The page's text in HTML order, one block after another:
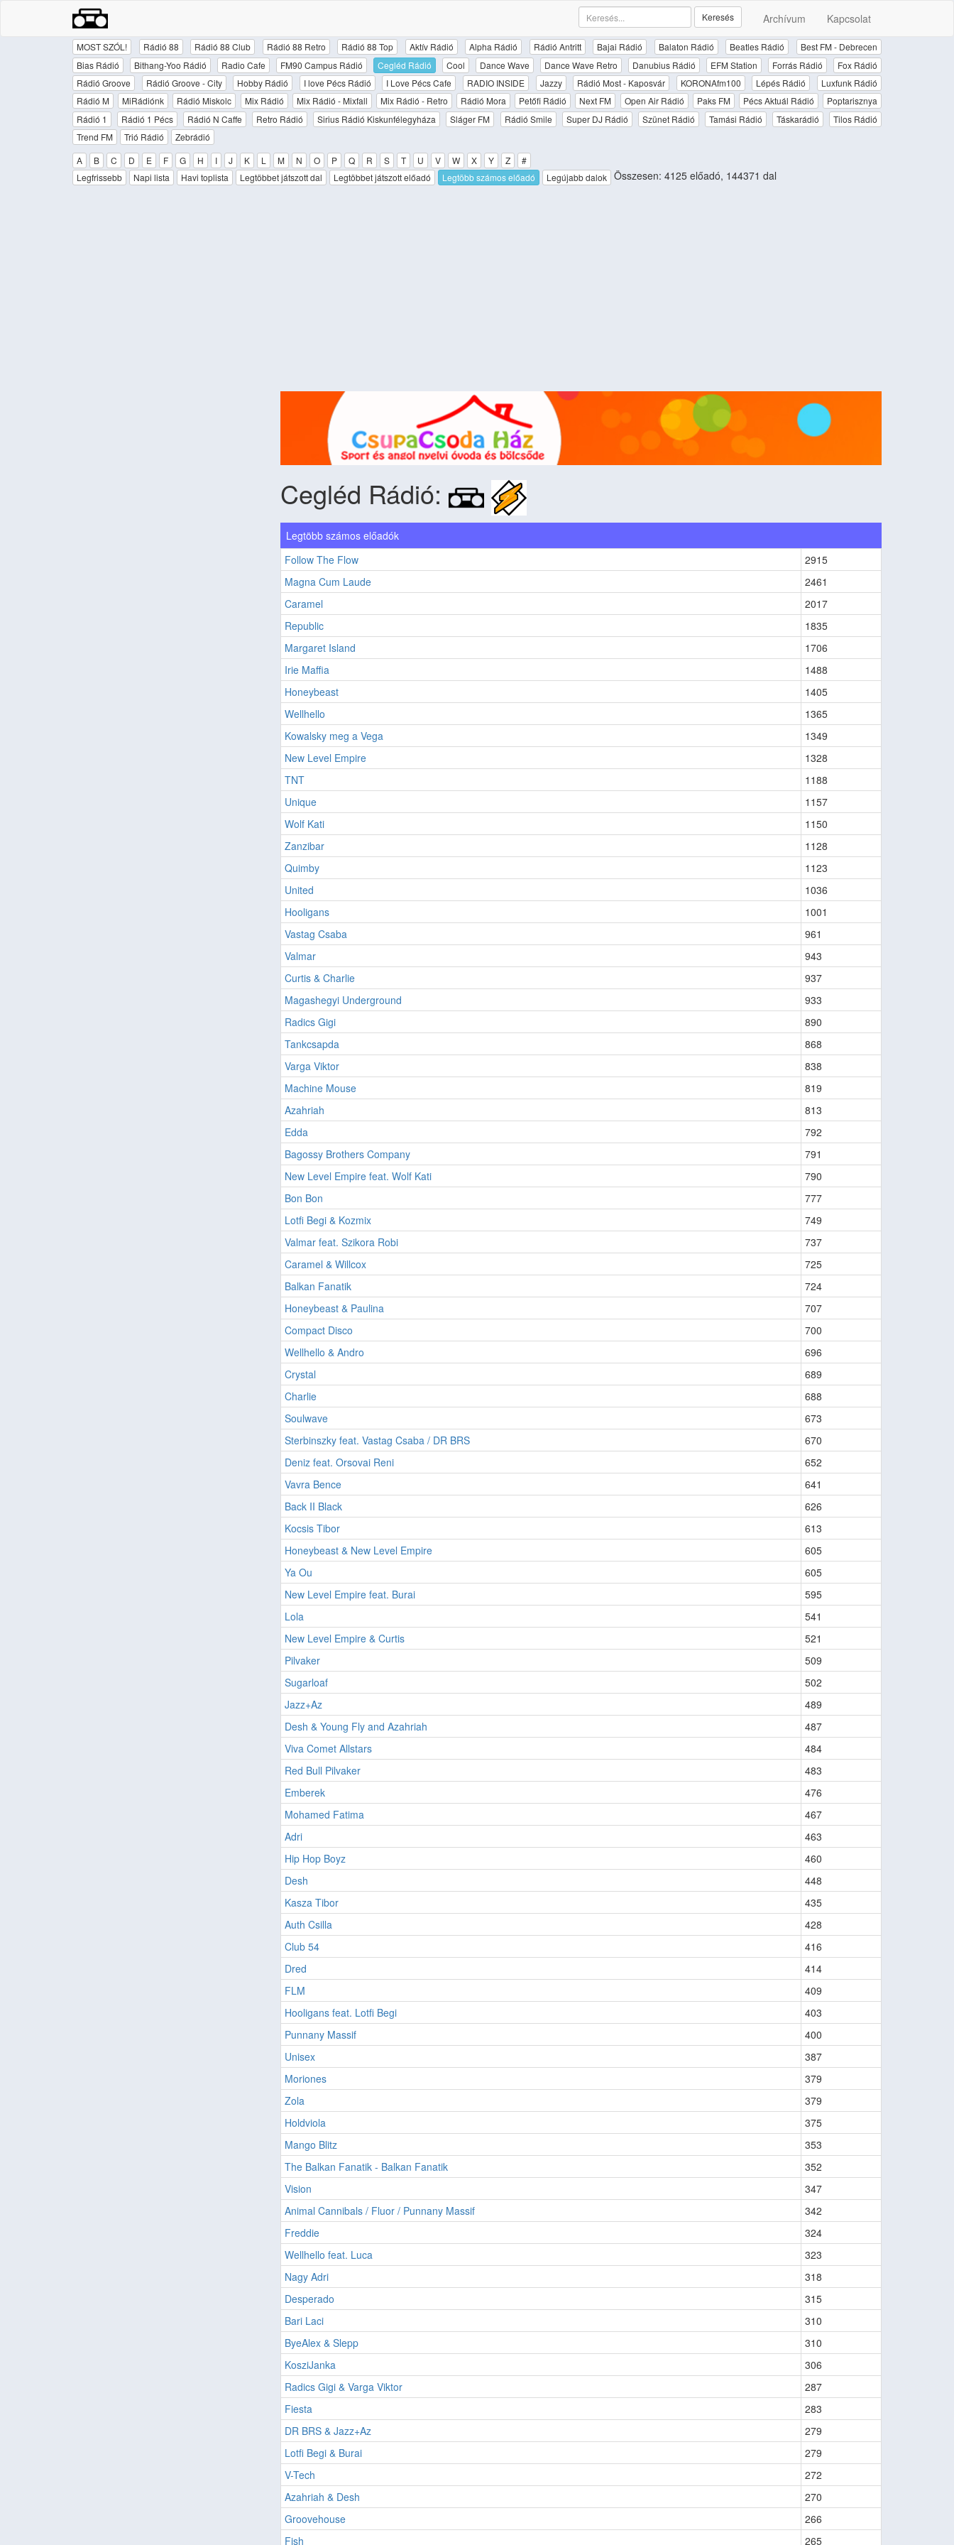
Archívum Kapcsolat
Keresés
MOST SZÓL! Rádió 88 Rádió 88 Club Rádió 88 Retro Rádió 88 Top Aktív Rádió Alpha Rádió Rádió Antritt Bajai Rádió Balaton Rádió Beatles Rádió
Best FM - Debrecen
Bias Rádió
Bithang-Yoo Rádió Radio Cafe FM90 Campus Rádió Cegléd Rádió Cool Dance Wave Dance Wave Retro Danubius Rádió EFM Station Forrás Rádió
Fox Rádió
Rádió Groove
Rádió Groove - City Hobby Rádió I love Pécs Rádió I Love Pécs Cafe RADIO INSIDE Jazzy Rádió Most - Kaposvár KORONAfm100 Lépés Rádió
Luxfunk Rádió
Rádió M
MiRádiónk Rádió Miskolc Mix Rádió Mix Rádió - Mixfall Mix Rádió - Retro Rádió Mora Petőfi Rádió Next FM Open Air Rádió Paks FM Pécs Aktuál Rádió
Poptarisznya
Rádió 1
Rádió 1 Pécs Rádió N Caffe Retro Rádió Sirius Rádió Kiskunfélegyháza Sláger FM Rádió Smile Super DJ Rádió Szünet Rádió Tamási Rádió Táskarádió
Tilos Rádió
Trend FM
Trió Rádió
Zebrádió
A
B C D E F G H I J K L M N O P Q R S T U V W X Y Z
#
Legfrissebb
Napi lista Havi toplista Legtöbbet játszott dal Legtöbbet játszott előadó Legtöbb számos előadó Legújabb dalok Összesen: 4125 előadó, 144371 dal
Cegléd Rádió:
Legtöbb számos előadók
Follow The Flow
2915
Magna Cum Laude
2461
Caramel
2017
Republic
1835
Margaret Island
1706
Irie Maffia
1488
Honeybeast
1405
Wellhello
1365
Kowalsky meg a Vega
1349
New Level Empire
1328
TNT
1188
Unique
1157
Wolf Kati
1150
Zanzibar
1128
Quimby
1123
United
1036
Hooligans
1001
Vastag Csaba
961
Valmar
943
Curtis & Charlie
937
Magashegyi Underground
933
Radics Gigi
890
Tankcsapda
868
Varga Viktor
838
Machine Mouse
819
Azahriah
813
Edda
792
Bagossy Brothers Company
791
New Level Empire feat. Wolf Kati
790
Bon Bon
777
Lotfi Begi & Kozmix
749
Valmar feat. Szikora Robi
737
Caramel & Willcox
725
Balkan Fanatik
724
Honeybeast & Paulina
707
Compact Disco
700
Wellhello & Andro
696
Crystal
689
Charlie
688
Soulwave
673
Sterbinszky feat. Vastag Csaba / DR BRS
670
Deniz feat. Orsovai Reni
652
Vavra Bence
641
Back II Black
626
Kocsis Tibor
613
Honeybeast & New Level Empire
605
Ya Ou
605
New Level Empire feat. Burai
595
Lola
541
New Level Empire & Curtis
521
Pilvaker
509
Sugarloaf
502
Jazz+Az
489
Desh & Young Fly and Azahriah
487
Viva Comet Allstars
484
Red Bull Pilvaker
483
Emberek
476
Mohamed Fatima
467
Adri
463
Hip Hop Boyz
460
Desh
448
Kasza Tibor
435
Auth Csilla
428
Club 54
416
Dred
414
FLM
409
Hooligans feat. Lotfi Begi
403
Punnany Massif
400
Unisex
387
Moriones
379
Zola
379
Holdviola
375
Mango Blitz
353
The Balkan Fanatik - Balkan Fanatik
352
Vision
347
Animal Cannibals / Fluor / Punnany Massif
342
Freddie
324
Wellhello feat. Luca
323
Nagy Adri
318
Desperado
315
Bari Laci
310
ByeAlex & Slepp
310
KosziJanka
306
Radics Gigi & Varga Viktor
287
Fiesta
283
DR BRS & Jazz+Az
279
Lotfi Begi & Burai
279
V-Tech
272
Azahriah & Desh
270
Groovehouse
266
Fish
265